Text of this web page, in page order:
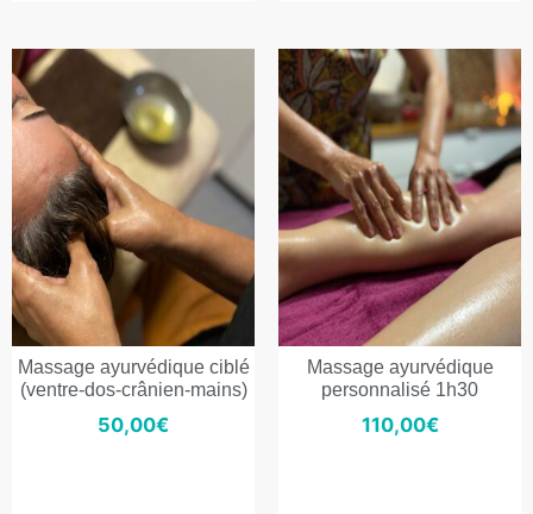
Massage ayurvédique ciblé
(ventre-dos-crânien-mains)
50,00€
Massage ayurvédique
personnalisé 1h30
110,00€